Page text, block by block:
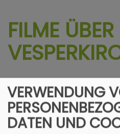
FILME
VERWENDUNG
DATEN UND